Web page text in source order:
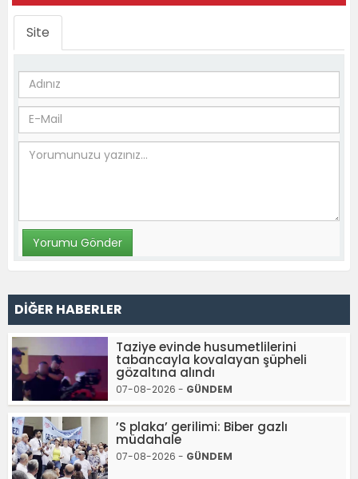
Site
DİĞER HABERLER
Taziye evinde husumetlilerini
tabancayla kovalayan şüpheli
gözaltına alındı
07-08-2026 - GÜNDEM
’S plaka’ gerilimi: Biber gazlı
müdahale
07-08-2026 - GÜNDEM